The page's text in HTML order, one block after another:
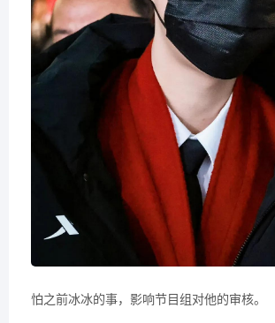
怕之前冰冰的事，影响节目组对他的审核。